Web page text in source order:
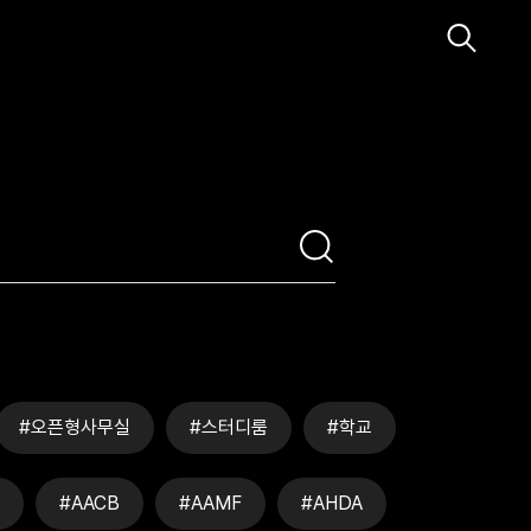
#오픈형사무실 #스터디룸 #학교
#AACB #AAMF #AHDA